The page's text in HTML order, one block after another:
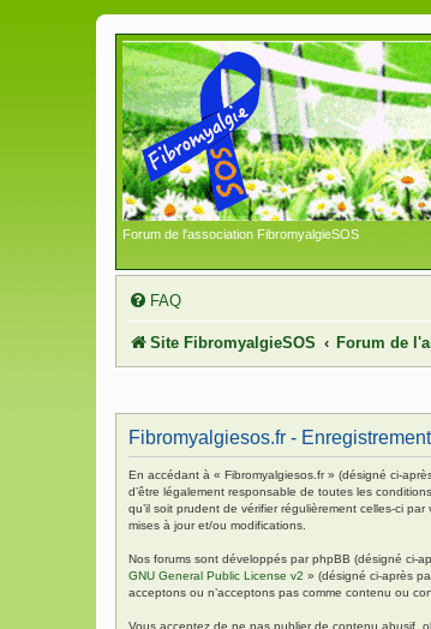
Forum de l'association FibromyalgieSOS
FAQ
Site FibromyalgieSOS Forum de
Fibromyalgiesos.fr - Enregistrement
En accédant à « Fibromyalgiesos.fr » (désigné ci-
d’être légalement responsable de toutes les
qu’il soit prudent de vérifier régulièrement celles-ci
mises à jour et/ou modifications.
Nos forums sont développés par phpBB (désigné ci-
GNU General Public License v2 » (désigné ci-après
acceptons ou n’acceptons pas comme contenu ou
Vous acceptez de ne pas publier de contenu abusif,